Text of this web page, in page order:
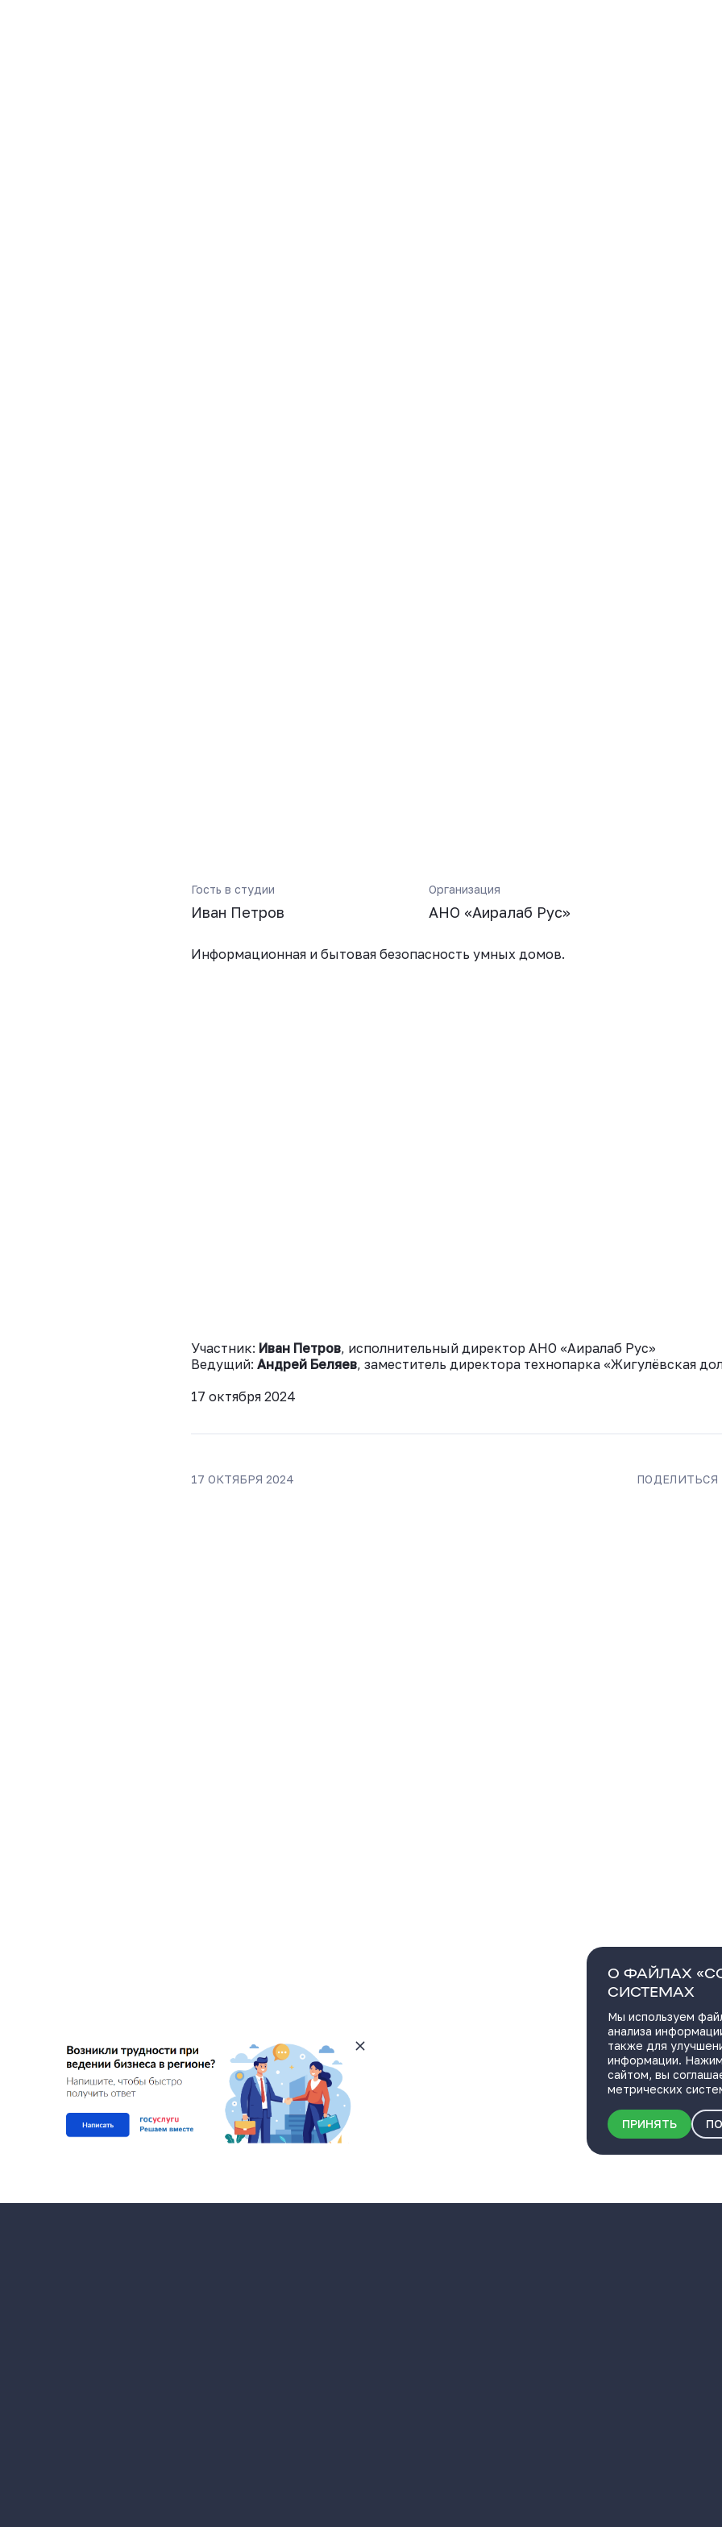
Гость в студии
Иван Петров
Организация
АНО «Аиралаб Рус»
Информационная и бытовая безопасность умных домов.
Участник: Иван Петров, исполнительный директор АНО «Аиралаб Рус»
Ведущий: Андрей Беляев, заместитель директора технопарка «Жигулёвская
17 октября 2024
17 ОКТЯБРЯ 2024 ПОДЕЛИТЬСЯ
О ФАЙЛАХ
СИСТЕМАХ
Мы используем
анализа
также для
информации.
сайтом, вы
метрических
ПРИНЯТЬ